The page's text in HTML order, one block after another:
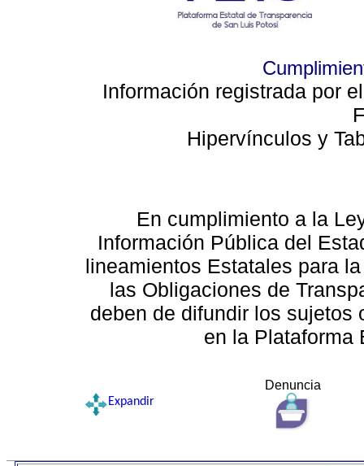
Información registrada por
Hipervínculos y
En cumplimiento a la
Información Pública del
lineamientos Estatales para
las Obligaciones de
deben de difundir los sujetos
en la Plataforma
Denuncia
Expandir